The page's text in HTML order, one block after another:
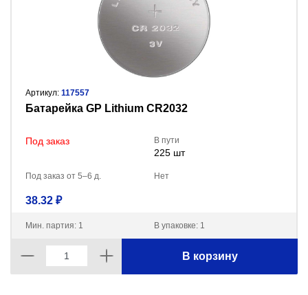
Артикул: 117557
Батарейка GP Lithium CR2032
Под заказ В пути
225 шт
Под заказ от 5–6 д. Нет
38.32 ₽
Мин. партия: 1 В упаковке: 1
В корзину